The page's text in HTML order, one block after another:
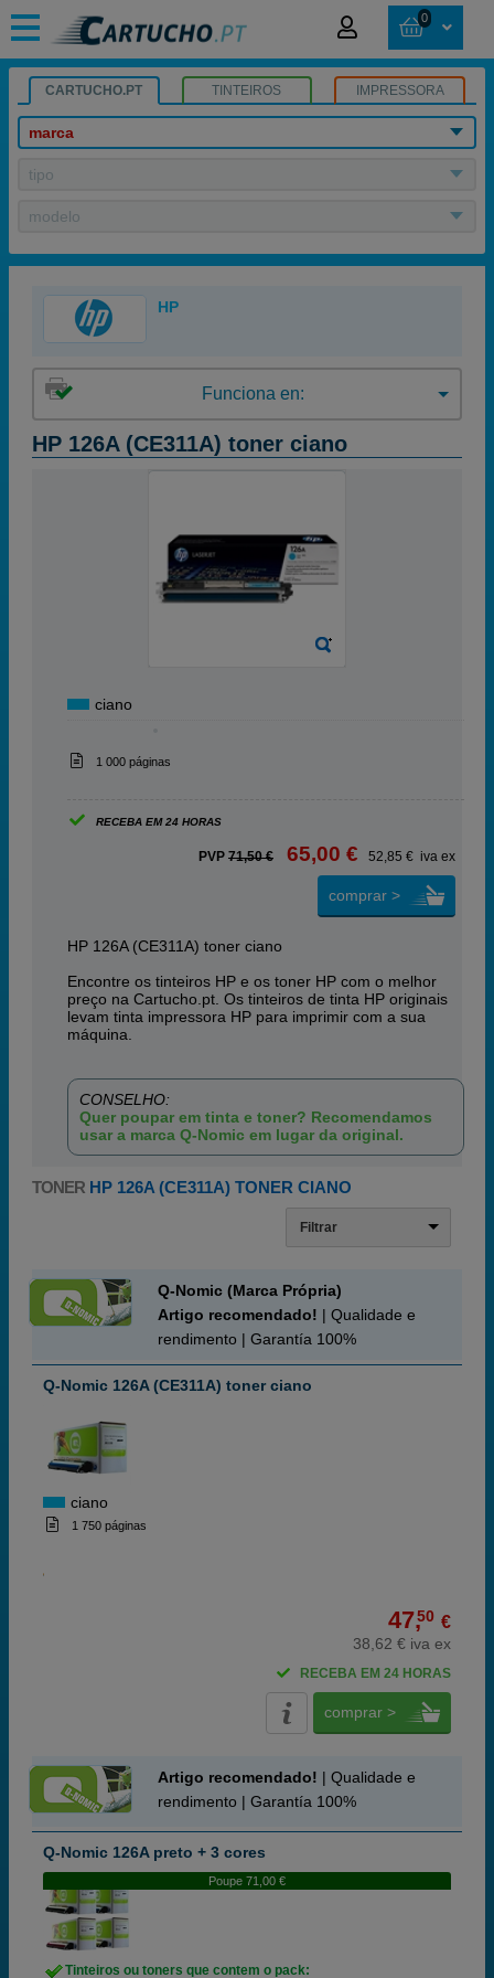
0
CARTUCHO.PT TINTEIROS IMPRESSORA
marca
tipo
modelo
HP
Funciona en:
HP 126A (CE311A) toner ciano
ciano
1 000 páginas
RECEBA EM 24 HORAS
PVP 71,50 € 65,00 € 52,85 € iva ex
comprar >
HP 126A (CE311A) toner ciano
Encontre os tinteiros HP e os toner HP com o melhor
preço na Cartucho.pt. Os tinteiros de tinta HP originais
levam tinta impressora HP para imprimir com a sua
máquina.
CONSELHO:
Quer poupar em tinta e toner? Recomendamos
usar a marca Q-Nomic em lugar da original.
TONER HP 126A (CE311A) TONER CIANO
Filtrar
Q-Nomic (Marca Própria)
Artigo recomendado! | Qualidade e
rendimento | Garantía 100%
Q-Nomic 126A (CE311A) toner ciano
ciano
1 750 páginas
47,50 €
38,62 € iva ex
RECEBA EM 24 HORAS
comprar >
Artigo recomendado! | Qualidade e
rendimento | Garantía 100%
Q-Nomic 126A preto + 3 cores
Poupe 71,00 €
Tinteiros ou toners que contem o pack: